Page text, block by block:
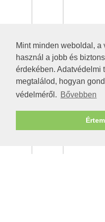
Mint minden weboldal, a
használ a jobb és
érdekében. Adatvédelmi
megtalálod, hogyan
védelméről. Bővebben
Értem